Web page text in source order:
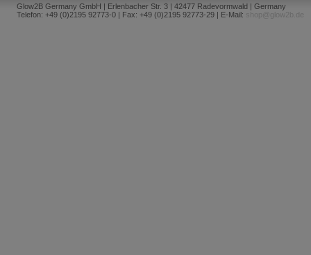
Glow2B Germany GmbH | Erlenbacher Str. 3 | 42477 Radevormwald | Germany
Telefon: +49 (0)2195 92773-0 | Fax: +49 (0)2195 92773-29 | E-Mail:
shop@glow2b.de